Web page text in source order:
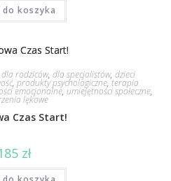
do koszyka
dla rodziców, dla specjalistów, dzieci
, produkty psychologiczne,terapia
emocjonalne, umiejętności społeczne,
lękowe
Czas Start!
zł